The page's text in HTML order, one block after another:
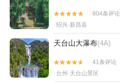


804条评论
绍兴·新昌县
天台山大瀑布(4A)


41条评论
台州·天台山景区